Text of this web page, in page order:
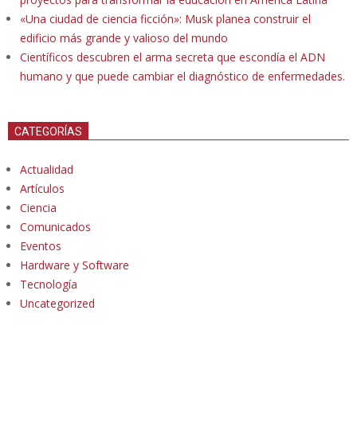
«Una ciudad de ciencia ficción»: Musk planea construir el
edificio más grande y valioso del mundo
Científicos descubren el arma secreta que escondía el ADN
humano y que puede cambiar el diagnóstico de enfermedades.
CATEGORÍAS
Actualidad
Artículos
Ciencia
Comunicados
Eventos
Hardware y Software
Tecnología
Uncategorized